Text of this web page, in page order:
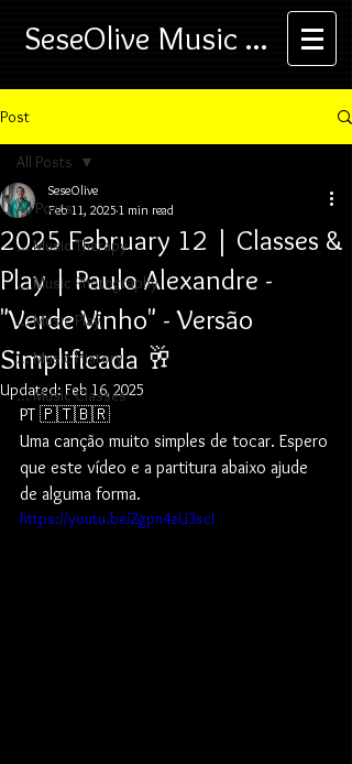
SeseOlive Music ...
Post
All Posts
... Music Therapy
... Music Photography
... Music Play
... Music History
... Music Classes
All Posts
2025 February 12 | Classes &
Play | Paulo Alexandre -
"Verde Vinho" - Versão
Simplificada 🥂
SeseOlive
Feb 11, 2025 1 min read
Updated:Feb 16, 2025
PT 🇵🇹🇧🇷
Uma canção muito simples de tocar. Espero
que este vídeo e a partitura abaixo ajude
de alguma forma.
https://youtu.be/Zgpn4zU3scI